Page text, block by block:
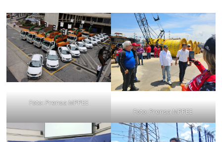
Foto: Prensa MPPEE
Foto: Prensa MPPEE